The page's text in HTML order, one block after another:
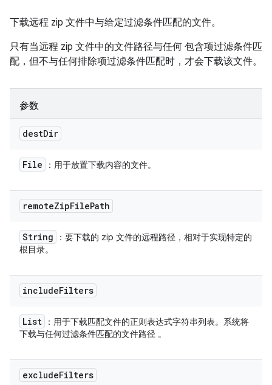
下载远程 zip 文件中与给定过滤条件匹配的文件。
只有当远程 zip 文件中的文件路径与任何 包含项过滤条件匹
配，但不与任何排除项过滤条件匹配时，才会下载该文件。
参数
destDir
File ：用于放置下载内容的文件。
remoteZipFilePath
String
：要下载的 zip 文件的远程路径，相对于实现特定的
根目录。
includeFilters
List
：用于下载匹配文件的正则表达式字符串列表。系统将
下载与任何过滤条件匹配的文件路径 。
excludeFilters